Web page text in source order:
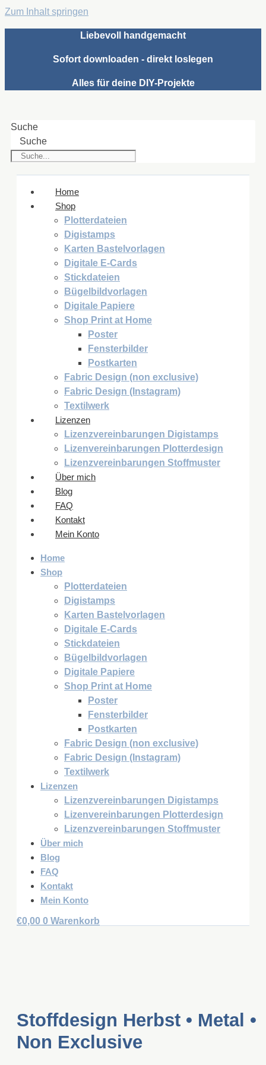
Zum Inhalt springen
Liebevoll handgemacht
Sofort downloaden - direkt loslegen
Alles für deine DIY-Projekte
Suche
Suche
Home
Shop
Plotterdateien
Digistamps
Karten Bastelvorlagen
Digitale E-Cards
Stickdateien
Bügelbildvorlagen
Digitale Papiere
Shop Print at Home
Poster
Fensterbilder
Postkarten
Fabric Design (non exclusive)
Fabric Design (Instagram)
Textilwerk
Lizenzen
Lizenzvereinbarungen Digistamps
Lizenvereinbarungen Plotterdesign
Lizenzvereinbarungen Stoffmuster
Über mich
Blog
FAQ
Kontakt
Mein Konto
Home
Shop
Plotterdateien
Digistamps
Karten Bastelvorlagen
Digitale E-Cards
Stickdateien
Bügelbildvorlagen
Digitale Papiere
Shop Print at Home
Poster
Fensterbilder
Postkarten
Fabric Design (non exclusive)
Fabric Design (Instagram)
Textilwerk
Lizenzen
Lizenzvereinbarungen Digistamps
Lizenvereinbarungen Plotterdesign
Lizenzvereinbarungen Stoffmuster
Über mich
Blog
FAQ
Kontakt
Mein Konto
€0,00 0 Warenkorb
Stoffdesign Herbst • Metal •
Non Exclusive